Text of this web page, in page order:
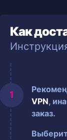
Как
VPN,
заказ.